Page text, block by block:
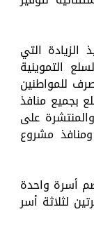
التي
التموينية
للمواطنين
بجميع منافذ
على
مشروع
تضم أسرة واحدة
لثلاثة أسر